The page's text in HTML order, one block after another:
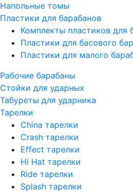
Напольные томы
Пластики для барабанов
Комплекты пластиков для
Пластики для басового
Пластики для малого
Рабочие барабаны
Стойки для ударных
Табуреты для ударника
Тарелки
China тарелки
Crash тарелки
Effect тарелки
Hi Hat тарелки
Ride тарелки
Splash тарелки